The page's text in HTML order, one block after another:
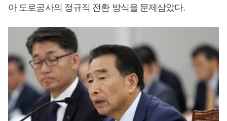
아 도로공사의 정규직 전환 방식을 문제삼았다.